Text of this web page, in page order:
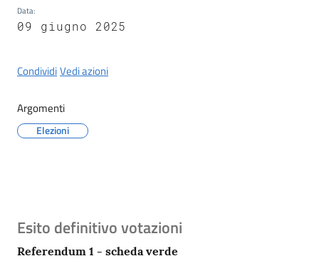
Vivere
Castel
Tutti
gli
argomenti
Data:
09 giugno 2025
CondividiVedi azioni
Argomenti
Elezioni
Contenuto
Esito definitivo votazioni
Referendum 1 - scheda verde